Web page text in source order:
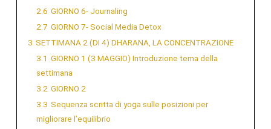
2.6 GIORNO 6- Journaling
2.7 GIORNO 7- Social Media Detox
3 SETTIMANA 2 (DI 4) DHARANA, LA CONCENTRAZIONE
3.1 GIORNO 1 (3 MAGGIO) Introduzione tema della
settimana
3.2 GIORNO 2
3.3 Sequenza scritta di yoga sulle posizioni per
migliorare l’equilibrio